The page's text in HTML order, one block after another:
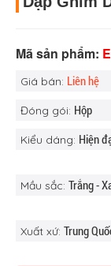
Mã sản phẩm:
Giá bán: Liên hệ
Đóng gói: Hộp
Kiểu dáng: Hiện
Mầu sắc: Trắng -
Xuất xứ: Trung